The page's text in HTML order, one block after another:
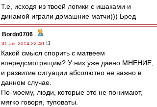
Т.е, исходя из твоей логики с ишаками и
динамой играли домашние матчи))) Бред
Bordo0706 -
31 авг 2014 22:40
Какой смысл спорить с матвеем
впередсмотрящим? У них уже давно МНЕНИЕ,
и развитие ситуации абсолютно не важно в
данном случае.
По-моему, люди, которые это не понимают,
мягко говоря, туповаты.